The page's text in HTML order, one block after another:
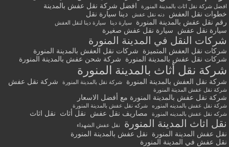
افضل شركة نقل اثاث بالمدينة المنورة
افضل شركة نقل عفش بالمدينة
خطوات نقل العفش
دنه نقل عفش
دينا سيارة نقل
رقم نقل عفش بالمدينة المنورة
سيارة دينا سيارة دينا لنقل العفش
سيارة نقل عفش سيارة نقل عفش صغيرة
شركات النقل في المدينة المنورة
شركات نقل العفش المتميزة
شركات نقل العفش بالمدينة المنورة
شركات نقل عفش بالمدينة المنورة
شركة شحن عفش بالمدينة المنورة
شركة نقل أثاث بالمدينة المنورة
شركة نقل العفش بالمدينة المنورة شركة نقل بالمدينة المنورة شركة نقل عفش
شركة نقل عفش المدينة المنورة
شركة نقل عفش بالمدينة المنورة مع أفضل الاسعار
شركة نقل عفش بالمدينه المنوره
شركه نقل عفش بالمدينة المنورة
شركه نقل عفش بالمدينه المنورة
مصاريف نقل عفش نقل أثاث نقل اثاث
نقل اثاث المدينة المنورة نقل عفش الشهداء
نقل عفش المدينة المنورة
نقل عفش بالمدينة المنورة
نقل عفش في المدينة المنورة